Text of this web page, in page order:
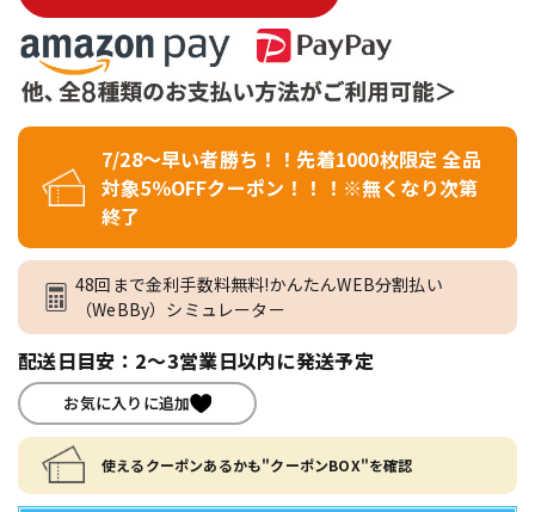
7/28～早い者勝ち！！先着1000枚限定 全品
対象5％OFFクーポン！！！※無くなり次第
終了
48回まで金利手数料無料!かんたんWEB分割払い
（WeBBy）シミュレーター
配送日目安：2～3営業日以内に発送予定
お気に入りに追加
使えるクーポンあるかも"クーポンBOX"を確認